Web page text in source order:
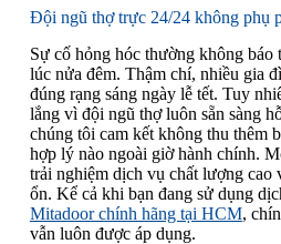
Đội ngũ thợ trực 24/24 không phụ
Sự cố hỏng hóc thường không báo
lúc nửa đêm. Thậm chí, nhiều gia
đúng rạng sáng ngày lễ tết. Tuy
lắng vì đội ngũ thợ luôn sẵn sàng
chúng tôi cam kết không thu thêm
hợp lý nào ngoài giờ hành chính.
trải nghiệm dịch vụ chất lượng
ổn. Kể cả khi bạn đang sử dụng
Mitadoor chính hãng tại HCM,
vẫn luôn được áp dụng.